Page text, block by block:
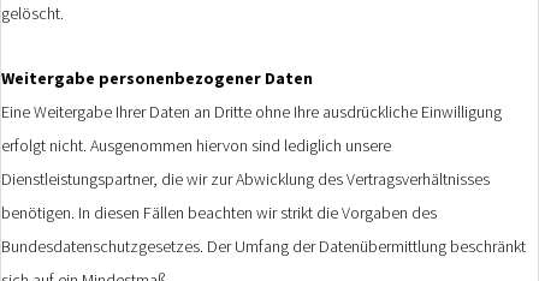
gelöscht.
Weitergabe personenbezogener Daten
Eine Weitergabe Ihrer Daten an Dritte ohne Ihre ausdrückliche Einwilligung
erfolgt nicht. Ausgenommen hiervon sind lediglich unsere
Dienstleistungspartner, die wir zur Abwicklung des Vertragsverhältnisses
benötigen. In diesen Fällen beachten wir strikt die Vorgaben des
Bundesdatenschutzgesetzes. Der Umfang der Datenübermittlung beschränkt